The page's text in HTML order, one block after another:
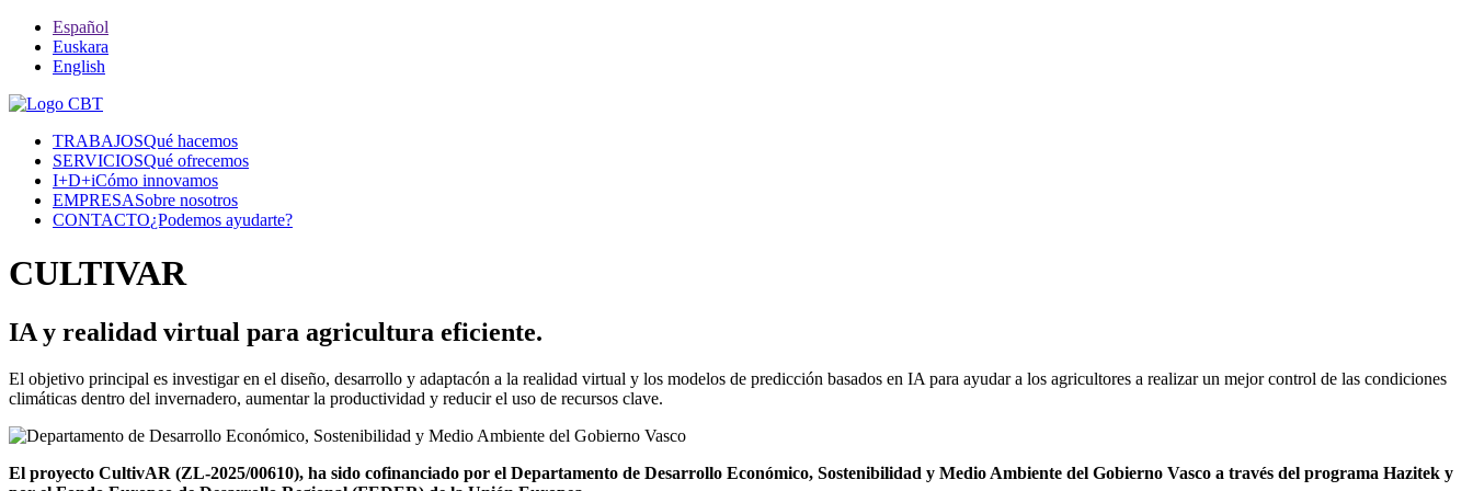
Español
Euskara
English
TRABAJOSQué hacemos
SERVICIOSQué ofrecemos
I+D+iCómo innovamos
EMPRESASobre nosotros
CONTACTO¿Podemos ayudarte?
CULTIVAR
IA y realidad virtual para agricultura eficiente.
El objetivo principal es investigar en el diseño, desarrollo y adaptacón a la realidad virtual y los modelos de predicción basados en IA para ayudar a los agricultores a realizar un mejor control de las condiciones
climáticas dentro del invernadero, aumentar la productividad y reducir el uso de recursos clave.
El proyecto CultivAR (ZL-2025/00610), ha sido cofinanciado por el Departamento de Desarrollo Económico, Sostenibilidad y Medio Ambiente del Gobierno Vasco a través del programa Hazitek y